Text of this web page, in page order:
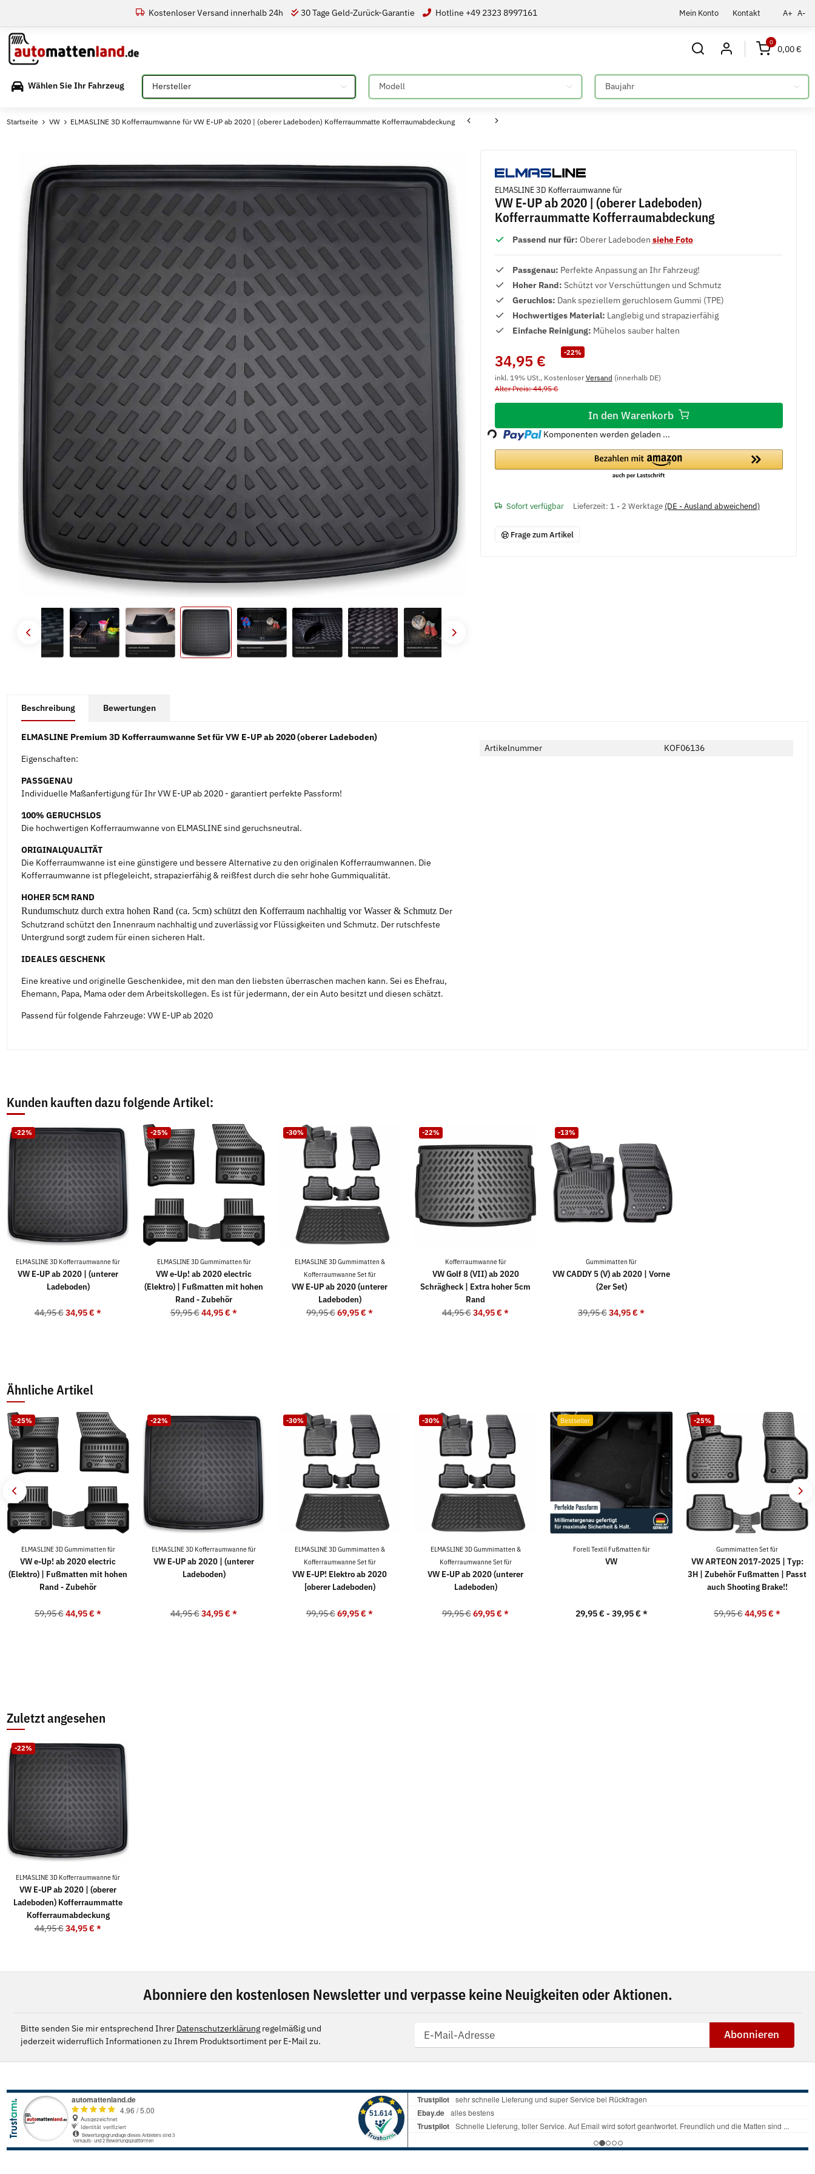
Mein Konto Kontakt A+ A-
Kostenloser Versand innerhalb 24h 30 Tage Geld-Zurück-Garantie Hotline +49 2323 8997161
0
0,00 €
Wählen Sie Ihr Fahrzeug Bitte auswählen Bitte auswählen Bitte auswählen
Startseite VW ELMASLINE 3D Kofferraumwanne für VW E-UP ab 2020 | (oberer Ladeboden) Kofferraummatte Kofferraumabdeckung
ELMASLINE 3D Kofferraumwanne für
VW E-UP ab 2020 | (oberer Ladeboden)
Kofferraummatte Kofferraumabdeckung
Passend nur für: Oberer Ladeboden siehe Foto
Passgenau: Perfekte Anpassung an Ihr Fahrzeug!
Hoher Rand: Schützt vor Verschüttungen und Schmutz
Geruchlos: Dank speziellem geruchlosem Gummi (TPE)
Hochwertiges Material: Langlebig und strapazierfähig
Einfache Reinigung: Mühelos sauber halten
-22%
34,95 €
inkl. 19% USt., KostenloserVersand (innerhalb DE)
Alter Preis: 44,95 €
In den Warenkorb
Loading... Komponenten werden geladen ...
Sofort verfügbar Lieferzeit: 1 - 2 Werktage (DE - Ausland abweichend)
Frage zum Artikel
Beschreibung Bewertungen
ELMASLINE Premium 3D Kofferraumwanne Set für VW E-UP ab 2020 (oberer Ladeboden)
Eigenschaften:
PASSGENAU
Individuelle Maßanfertigung für Ihr VW E-UP ab 2020 - garantiert perfekte Passform!
100% GERUCHSLOS
Die hochwertigen Kofferraumwanne von ELMASLINE sind geruchsneutral.
ORIGINALQUALITÄT
Die Kofferraumwanne ist eine günstigere und bessere Alternative zu den originalen Kofferraumwannen. Die
Kofferraumwanne ist pflegeleicht, strapazierfähig & reißfest durch die sehr hohe Gummiqualität.
HOHER 5CM RAND
Rundumschutz durch extra hohen Rand (ca. 5cm) schützt den Kofferraum nachhaltig vor Wasser & Schmutz Der
Schutzrand schützt den Innenraum nachhaltig und zuverlässig vor Flüssigkeiten und Schmutz. Der rutschfeste
Untergrund sorgt zudem für einen sicheren Halt.
IDEALES GESCHENK
Eine kreative und originelle Geschenkidee, mit den man den liebsten überraschen machen kann. Sei es Ehefrau,
Ehemann, Papa, Mama oder dem Arbeitskollegen. Es ist für jedermann, der ein Auto besitzt und diesen schätzt.
Passend für folgende Fahrzeuge: VW E-UP ab 2020
Artikelnummer KOF06136
Kunden kauften dazu folgende Artikel:
-22%
ELMASLINE 3D Kofferraumwanne für
VW E-UP ab 2020 | (unterer
Ladeboden)
44,95 € 34,95 €*
-25%
ELMASLINE 3D Gummimatten für
VW e-Up! ab 2020 electric
(Elektro) | Fußmatten mit hohen
Rand - Zubehör
59,95 € 44,95 €*
-30%
ELMASLINE 3D Gummimatten &
Kofferraumwanne Set für
VW E-UP ab 2020 (unterer
Ladeboden)
99,95 € 69,95 €*
-22%
Kofferraumwanne für
VW Golf 8 (VII) ab 2020
Schrägheck | Extra hoher 5cm
Rand
44,95 € 34,95 €*
-13%
Gummimatten für
VW CADDY 5 (V) ab 2020 | Vorne
(2er Set)
39,95 € 34,95 €*
Ähnliche Artikel
-25%
ELMASLINE 3D Gummimatten für
VW e-Up! ab 2020 electric
(Elektro) | Fußmatten mit hohen
Rand - Zubehör
59,95 € 44,95 €*
-22%
ELMASLINE 3D Kofferraumwanne für
VW E-UP ab 2020 | (unterer
Ladeboden)
44,95 € 34,95 €*
-30%
ELMASLINE 3D Gummimatten &
Kofferraumwanne Set für
VW E-UP! Elektro ab 2020
[oberer Ladeboden)
99,95 € 69,95 €*
-30%
ELMASLINE 3D Gummimatten &
Kofferraumwanne Set für
VW E-UP ab 2020 (unterer
Ladeboden)
99,95 € 69,95 €*
Bestseller
Forell Textil Fußmatten für
VW
29,95 € - 39,95 € *
-25%
Gummimatten Set für
VW ARTEON 2017-2025 | Typ:
3H | Zubehör Fußmatten | Passt
auch Shooting Brake!!
59,95 € 44,95 €*
Zuletzt angesehen
-22%
ELMASLINE 3D Kofferraumwanne für
VW E-UP ab 2020 | (oberer
Ladeboden) Kofferraummatte
Kofferraumabdeckung
44,95 € 34,95 €*
Abonniere den kostenlosen Newsletter und verpasse keine Neuigkeiten oder Aktionen.
Bitte senden Sie mir entsprechend Ihrer Datenschutzerklärungregelmäßig und
jederzeit widerruflich Informationen zu Ihrem Produktsortiment per E-Mail zu.
Abonnieren